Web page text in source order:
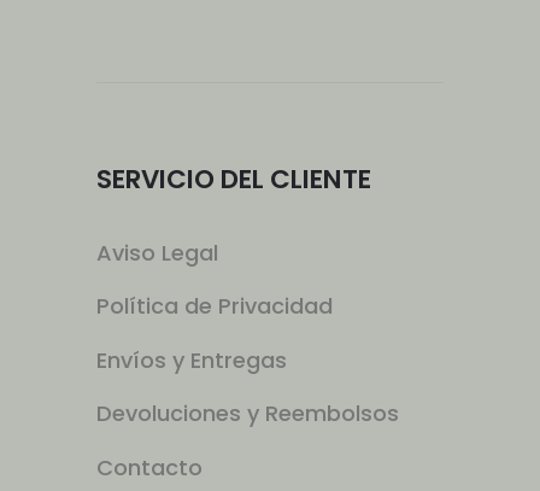
SERVICIO DEL CLIENTE
Aviso Legal
Política de Privacidad
Envíos y Entregas
Devoluciones y Reembolsos
Contacto